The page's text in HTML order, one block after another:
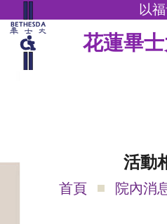
以
花蓮畢
活動
首頁 院內消